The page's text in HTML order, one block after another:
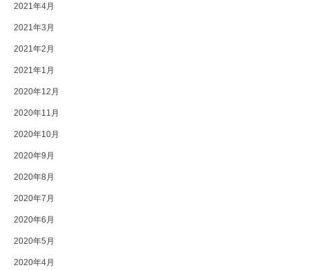
2021年4月
2021年3月
2021年2月
2021年1月
2020年12月
2020年11月
2020年10月
2020年9月
2020年8月
2020年7月
2020年6月
2020年5月
2020年4月